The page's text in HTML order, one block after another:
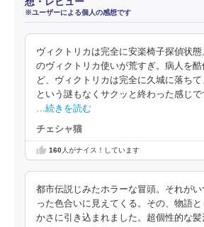
※ユーザーによる個人の感想です
ヴィクトリカは完全に安楽椅子探偵状
のヴィクトリカ使いが荒すぎ。病人を
ど、ヴィクトリカは完全に久城に落ち
という謎もなくサクッと終わった感じで
…続きを読む
チェシャ猫
160人がナイス！しています
都市伝説じみたホラーな冒頭。それが
った色合いに見えてくる。その、物語
かさに引き込まれました。超個性的な